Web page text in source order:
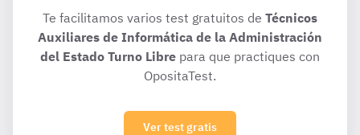
Te facilitamos varios test gratuitos de Técnicos
Auxiliares de Informática de la Administración
del Estado Turno Libre para que practiques con
OpositaTest.
Ver test gratis